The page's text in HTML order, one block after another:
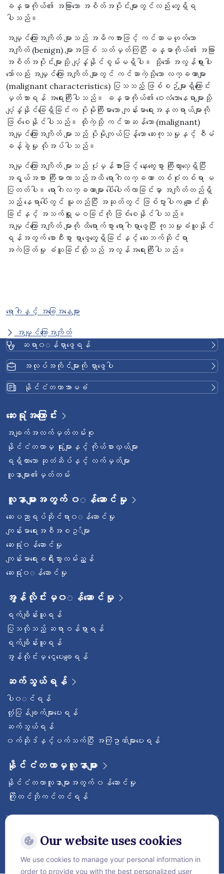
ခန္ဓာကိုယ်၏ အခြားသော အစိတ်အပိုင်းများတွင်လည်း တွေ့ရှိရ
ပါသည်။
အမျှင်ကြောအကျိတ် များသည် အဓိကအားဖြင့် ကင်ဆာမဟုတ်သော
အကျိတ် (benign) များအဖြစ် သတ်မှတ်ကြပြီး ခန္ဓာကိုယ်၏ အခြား
အစိတ်အပိုင်းများသို့ ပျံ့နှံ့နိုင်စွမ်းမရှိပါ။ သို့သော် အလွန်ရှားပါး
သော်လည်း အမျှင်ကြောအကျိတ် များတွင် ကင်ဆာကဲ့သို့သော လက္ခဏာများ
(malignant characteristics) ပြသသည့် ဖြစ်စဉ်များရှိကြောင်း
မှတ်သားရန် အရေးကြီးပါသည်။ ခန္ဓာကိုယ်၏ ဝေးလံသောနေရာများသို့
ပျံ့နှံ့နိုင်ခြေရှိခြင်းက ပိုမိုကြီးမားသော ကျန်းမာရေးအန္တရာယ်များကို
ဖြစ်စေနိုင်ပါသည်။ ထိုကဲ့သို့ ကင်ဆာဆန်သော (malignant)
အမျှင်ကြောအကျိတ် များသည် ပိုမိုကျယ်ပြန့်သော ဆေးကုသမှုနှင့် စီမံ
ခန့်ခွဲမှု လိုအပ်ပါသည်။
အမျှင်ကြောအကျိတ် များသည် ပုံမှန်အားဖြင့် နှေးကွေးစွာ ကြီးထွားလေ့ရှိပြီး
အရွယ်အစား ကြီးမားလာသည်အထိ ရောဂါလက္ခဏာ တစ်စုံတစ်ရာ မ
ပြတတ်ပါ။ ရောဂါလက္ခဏာများ ပေါ်ပေါက်လာခြင်းမှာ အကျိတ်တည်ရှိ
သည့် နေရာပေါ်တွင် မူတည်ပြီး အဆုတ်တွင် ဖြစ်ပွားပါက ချောင်းဆိုး
ခြင်းနှင့် အသက်ရှူမဝခြင်းကို ဖြစ်စေနိုင်ပါသည်။
အမျှင်ကြောအကျိတ် များကို ထိရောက်စွာ ရောဂါရှာဖွေပြီး ကုသမှုခံယူနိုင်
ရန်အတွက် စောစီးစွာ ရှာဖွေတွေ့ရှိခြင်းနှင့် ဆေးဘက်ဆိုင်ရာ
အကဲဖြတ်မှု ခံယူခြင်းတို့သည် အလွန်အရေးကြီးပါသည်။
ရောဂါနှင့် အခြေအနေများ
အမျှင်ကြောအကျိတ်
ဆရာ၀◌န်ရှာဖွေရန်
အလုပ်အကိုင်များကို ရှာဖွေပါ
နိုင်ငံတကာအာမခံ
ဆေးရုံအကြောင်း
အချက်အလက်မှတ်တမ်းစု
နိုင်ငံတကာမှ ရုံးများနှင့် ကိုယ်စားလှယ်များ
ရရှိထားသော ဆုတံဆိပ်နှင့် လက်မှတ်များ
လူနာများ၏မှတ်တမ်း
လူနာများအတွက် ၀◌န်ဆောင်မှု
ဆေးပညာရပ်ဆိုင်ရာ၀◌န်ဆောင်မှု
ကျန်းမာရေးအစီအစဥ◌်များ
ဆေးရုံ၀န်ဆောင်မှု
ကျန်းမာရေးခရီးသွားလမ်းညွှန်
ဆေးရုံ၀◌န်ဆောင်မှု
အွန်လိုင်းမှ၀◌န်ဆောင်မှု
ရက်ချိန်းယူရန်
ပြသလိုသည့် ဆရာဝန်ရှာရန်
ရက်ချိန်းယူရန်
အွန်လိုင်းမှ ငွေပေးချေရန်
ဆက်သွယ်ရန်
ပါ၀◌င်ရန်
တုံ့ပြန်ချက်များပေးရန်
ဆက်သွယ်ရန်
၀က်ဆိုဒ်နှင့်ပက်သက်ပြီး အကြံဥာဏ်များပေးရန်
နိုင်ငံတကာမှလူနာများ
နိုင်ငံတကာလူနာများအတွက် ၀န်ဆောင်မှု
ကြိုတင်ဘိုကင်တင်ရန်
ဝေ့ဌာနီနိုင်ငံတကာဆေးရုံကြီးကို follow လုပ်
ထားပါ
Our website uses cookies
We use cookies to manage your personal information in
order to provide you with the best personalized user